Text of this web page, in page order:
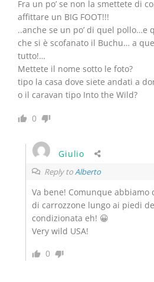
Fra un po’ se non la smettete di
affittare un BIG FOOT!!!
..anche se un po’ di quel pollo…e
che si è scofanato il Buchu… a
tutto!…
Mettete il nome sotto le foto?
tipo la casa dove siete andati a
o il caravan tipo Into the Wild?
0
Giulio
Reply toAlberto
Va bene! Comunque
di carrozzone lungo ai piedi
condizionata eh! 😀
Very wild USA!
0